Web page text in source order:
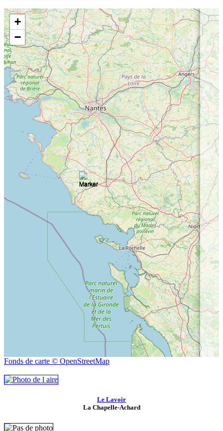
+
−
Fonds de carte © OpenStreetMap
Le Lavoir
La Chapelle-Achard